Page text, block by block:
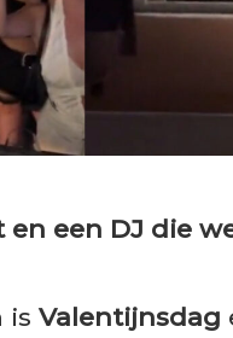
en een DJ die
is Valentijnsdag